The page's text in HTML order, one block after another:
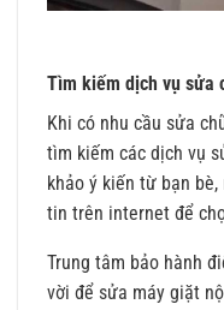
Tìm kiếm dịch vụ sửa
Khi có nhu cầu sửa
tìm kiếm các dịch vụ
khảo ý kiến từ bạn
tin trên internet để
Trung tâm bảo hành
vời để sửa máy giặt